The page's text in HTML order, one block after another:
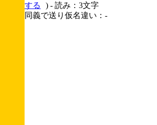
する
) - 読み：3文字
同義で送り仮名違い：-